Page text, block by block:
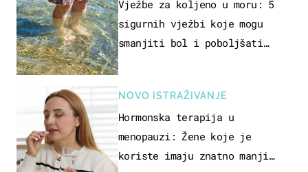
REKREACIJE
Vježbe za koljeno u moru: 5
sigurnih vježbi koje mogu
smanjiti bol i poboljšati
NOVO ISTRAŽIVANJE
Hormonska terapija u
menopauzi: Žene koje je
koriste imaju znatno manji